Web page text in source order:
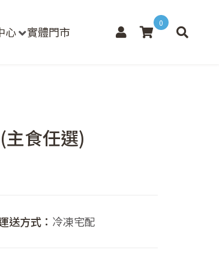
心 實體門市
0
食任選)
送方式： 冷凍宅配